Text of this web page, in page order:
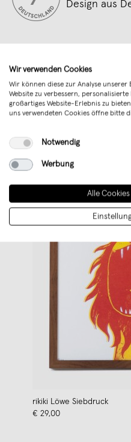
Design aus
rikiki Löwe Siebdruck
€ 29,00
Wir verwenden Cookies
Wir können diese zur Analyse
Website zu verbessern,
großartiges Website-Erlebnis zu
uns verwendeten Cookies öffne bitte
Notwendig
Werbung
Alle